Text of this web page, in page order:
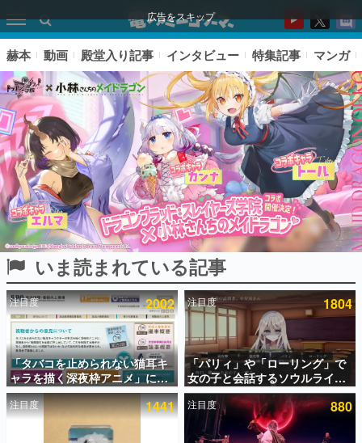
広告をスキップ
ピックアップ
電ファミのいま読まれている記事ランキング
アプリセール情報
インタビュー
連載・特集一覧
赫本 動画 殿堂入り記事 インタビュー 特集記事 マンガ
いま読まれている記事
注目度 2002
「タバコを止められない猫耳キ
ャラを描く深夜枠アニメ」に視
聴者の一部から批判意見。違法
薬物の使用と思しき描写も含め
て、BPOが議論を交わす
注目度 1804
「パリィ」や「ローリング」で
女の子と会話するソウルライク
恋愛ゲーム『小早川さんはソウ
ルライク』無料公開。返事に失
敗すると「YOU DIED」
注目度 1441 注目度 880